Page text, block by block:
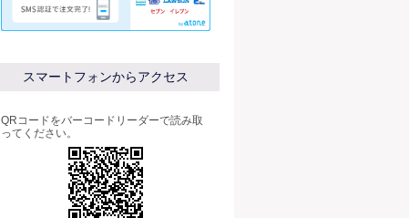
スマートフォンからアクセス
QRコードをバーコードリーダーで読み取
ってください。